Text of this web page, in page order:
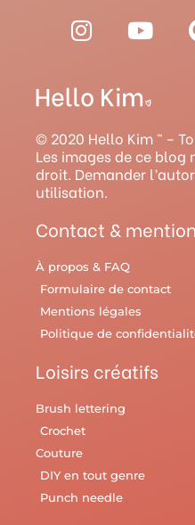
I
n
t
a
g
r
a
m
Y
o
t
u
b
e
© 2020 Hello Kim ™ –
Les images de ce blog
droit. Demander
utilisation.
Contact &
À propos & FAQ
Formulaire de contact
Mentions légales
Politique de
Loisirs créatifs
Brush lettering
Crochet
Couture
DIY en tout genre
Punch needle